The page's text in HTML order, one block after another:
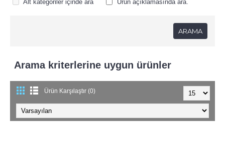
Alt kategoriler içinde ara Ürün açıklamasında ara.
Arama kriterlerine uygun ürünler
Ürün Karşılaştır (0)